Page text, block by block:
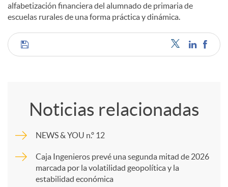
alfabetización financiera del alumnado de primaria de
escuelas rurales de una forma práctica y dinámica.
C
m
p
Noticias relacionadas
NEWS & YOU n.º 12
Caja Ingenieros prevé una segunda mitad de 2026
marcada por la volatilidad geopolítica y la
estabilidad económica